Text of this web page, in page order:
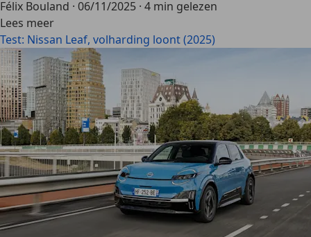
Félix Bouland · 06/11/2025 · 4 min gelezen
Lees meer
Test: Nissan Leaf, volharding loont (2025)